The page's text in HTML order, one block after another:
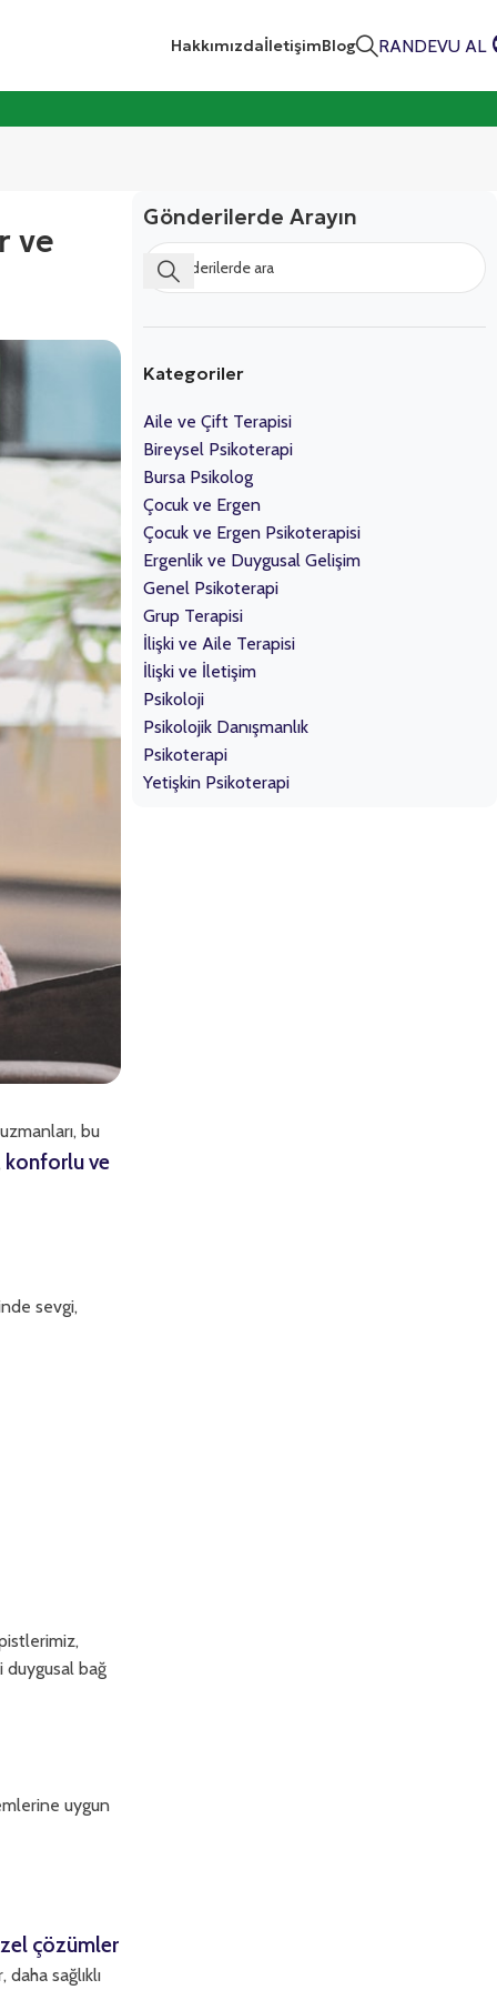
HakkımızdaİletişimBlog RANDEVU AL
ve
uzmanları, bu
konforlu ve
sevgi,
duygusal bağ
uygun
çözümler
sağlıklı
Gönderilerde Arayın
Kategoriler
Aile ve Çift Terapisi
Bireysel Psikoterapi
Bursa Psikolog
Çocuk ve Ergen
Çocuk ve Ergen Psikoterapisi
Ergenlik ve Duygusal Gelişim
Genel Psikoterapi
Grup Terapisi
İlişki ve Aile Terapisi
İlişki ve İletişim
Psikoloji
Psikolojik Danışmanlık
Psikoterapi
Yetişkin Psikoterapi